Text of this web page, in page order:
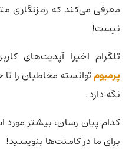
معرفی می‌کند که رمزنگاری
نیست!
تلگرام اخیرا آپدیت‌های
پرمیومتوانسته مخاطبان را
نگه دارد.
کدام پیان رسان، بیشتر
برای ما در کامنت‌ها بنویسید!